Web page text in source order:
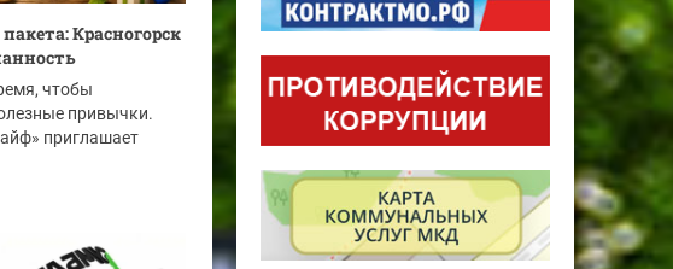
Красногорск
чтобы
привычки.
приглашает
и всего...